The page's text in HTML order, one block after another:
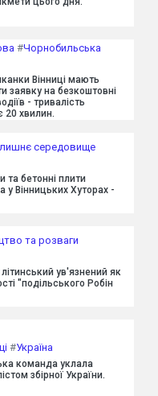
#Чорнобильська
Вінниці мають
заявку на безкоштовні
- тривалість
20 хвилин.
середовище
та бетонні плити
у Вінницьких Хуторах -
та розваги
ув'язнений як
"подільського Робін
#Україна
команда уклала
збірної України.